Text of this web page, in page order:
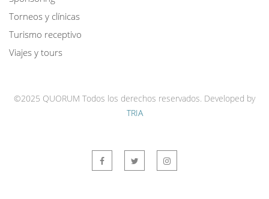
Torneos y clínicas
Turismo receptivo
Viajes y tours
©2025 QUORUM Todos los derechos reservados. Developed by
TRIA